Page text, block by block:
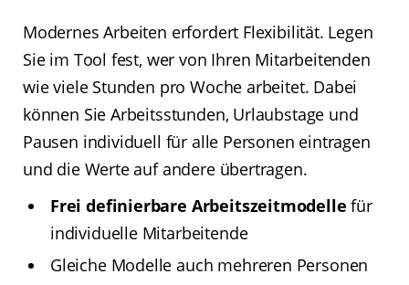
Modernes Arbeiten erfordert Flexibilität. Legen
Sie im Tool fest, wer von Ihren Mitarbeitenden
wie viele Stunden pro Woche arbeitet. Dabei
können Sie Arbeitsstunden, Urlaubstage und
Pausen individuell für alle Personen eintragen
und die Werte auf andere übertragen.
Frei definierbare Arbeitszeitmodelle für
individuelle Mitarbeitende
Gleiche Modelle auch mehreren Personen